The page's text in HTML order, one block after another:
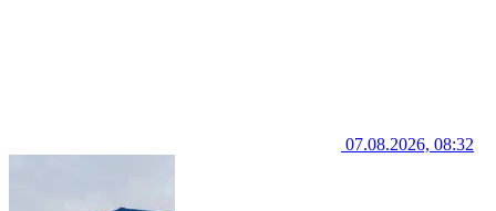
07.08.2026, 08:32